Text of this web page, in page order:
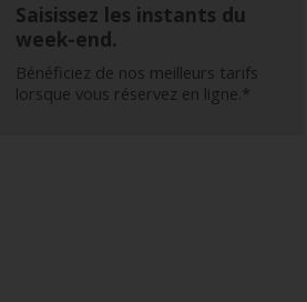
Saisissez les instants du
week-end.
Bénéficiez de nos meilleurs tarifs
lorsque vous réservez en ligne.*